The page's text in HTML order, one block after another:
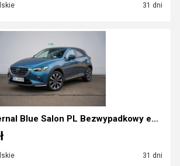
31 dni
Mazda CX-3 Eternal Blue Salon PL Bezwypadkowy egze...
31 dni